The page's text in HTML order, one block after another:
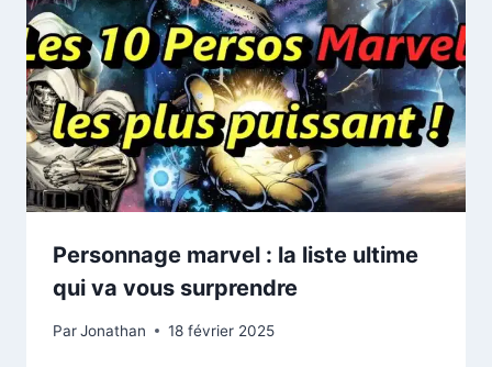
Personnage marvel : la liste ultime
qui va vous surprendre
ParJonathan 18 février 2025